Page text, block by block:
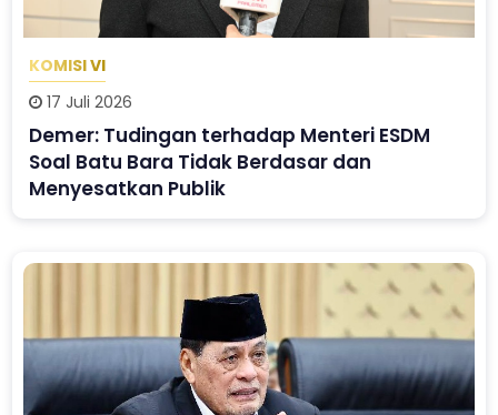
KOMISI VI
17 Juli 2026
Demer: Tudingan terhadap Menteri ESDM
Soal Batu Bara Tidak Berdasar dan
Menyesatkan Publik